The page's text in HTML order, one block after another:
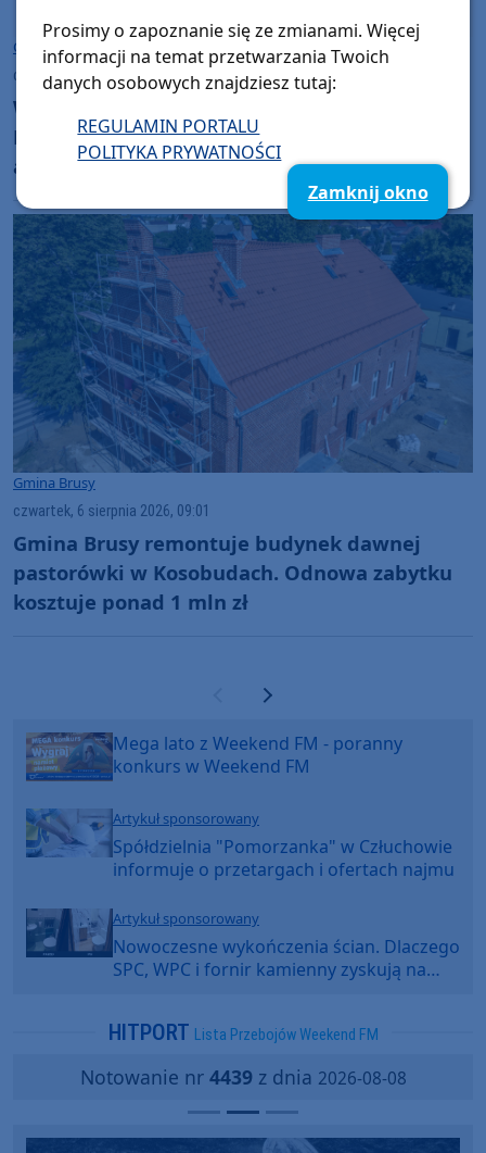
Chojnice
czwartek, 6 sierpnia 2026, 10:00
W sobotę (8.08) w Chojnicach Targi Rodzinne
Baby Boom. Będą porady specjalistów i
animacje dla całych rodzin
Gmina Brusy
czwartek, 6 sierpnia 2026, 09:01
Gmina Brusy remontuje budynek dawnej
pastorówki w Kosobudach. Odnowa zabytku
kosztuje ponad 1 mln zł
Poprzednia strona
Następna strona
Mega lato z Weekend FM - poranny
konkurs w Weekend FM
Artykuł sponsorowany
Spółdzielnia "Pomorzanka" w Człuchowie
informuje o przetargach i ofertach najmu
Artykuł sponsorowany
Nowoczesne wykończenia ścian. Dlaczego
SPC, WPC i fornir kamienny zyskują na
HITPORT Lista Przebojów Weekend FM
Notowanie nr 4439z dnia 2026-08-08
Prosimy o zapoznanie się ze zmianami. Więcej
informacji na temat przetwarzania Twoich
danych osobowych znajdziesz tutaj:
REGULAMIN PORTALU
POLITYKA PRYWATNOŚCI
Zamknij okno